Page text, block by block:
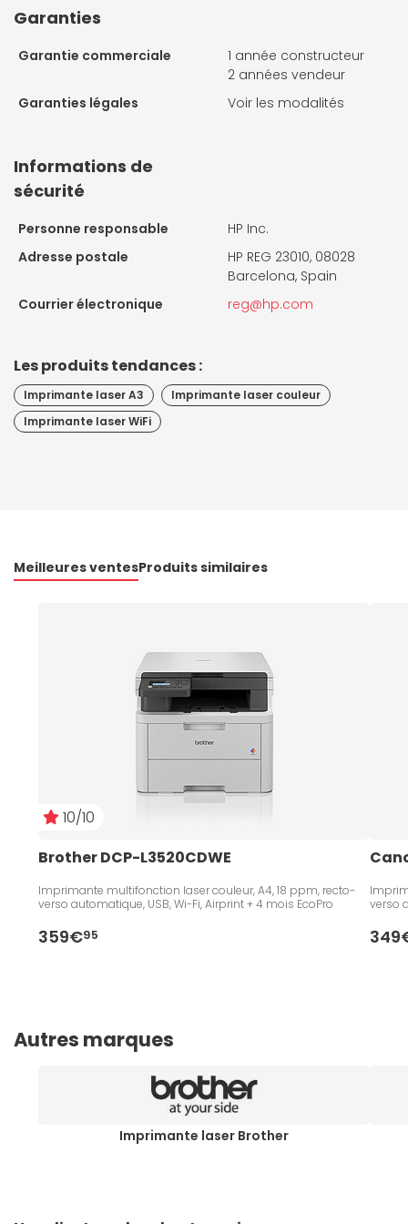
Garanties
Garantie commerciale
1 année constructeur
2 années vendeur
Garanties légales
Voir les modalités
Informations de
sécurité
Personne responsable
HP Inc.
Adresse postale
HP REG 23010, 08028
Barcelona, Spain
Courrier électronique
reg@hp.com
Les produits tendances :
Imprimante laser A3
Imprimante laser couleur
Imprimante laser WiFi
Meilleures ventesProduits similaires
10/10
Brother DCP-L3520CDWE
Imprimante multifonction laser couleur, A4, 18 ppm, recto-
verso automatique, USB, Wi-Fi, Airprint + 4 mois EcoPro
359€95
verso
Autres marques
Imprimante laser Brother